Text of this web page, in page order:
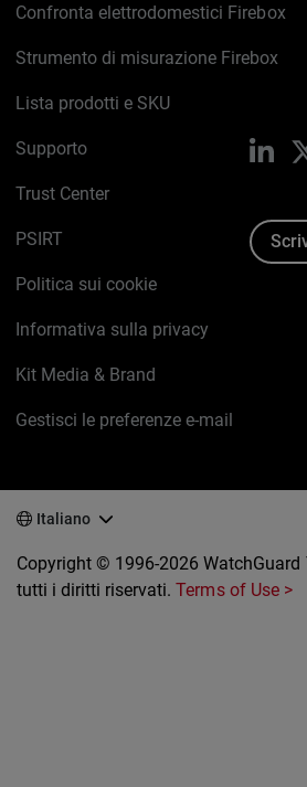
Confronta elettrodomestici Firebox
Strumento di misurazione Firebox
Lista prodotti e SKU
Supporto
Trust Center
PSIRT
Politica sui cookie
Informativa sulla privacy
Kit Media & Brand
Gestisci le preferenze e-mail
Italiano
Copyright © 1996-2026 WatchGuard
tutti i diritti riservati.Terms of Use >